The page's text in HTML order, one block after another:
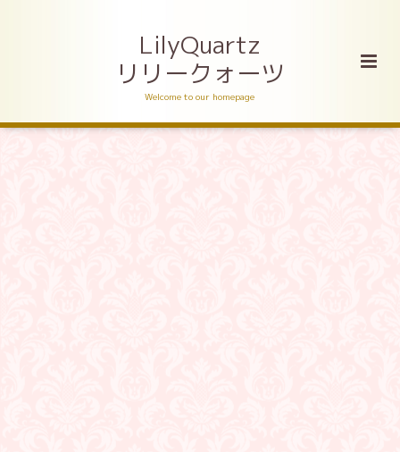
LilyQuartz
リリークォーツ
Welcome to our homepage